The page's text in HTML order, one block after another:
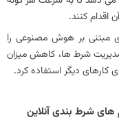
اقدام کنند.
مبتنی بر هوش مصنوعی را
شرط‌ ها، کاهش میزان
کارهای دیگر استفاده کرد.
شرط‌ بندی آنلاین